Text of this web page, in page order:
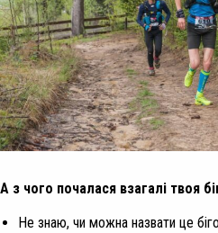
А з чого почалася взагалі твоя
Не знаю, чи можна назвати це